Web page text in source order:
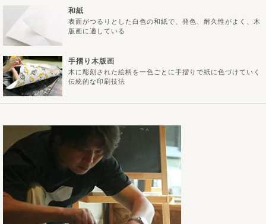
手摺り木版画
木に彫刻された絵柄を一色ごとに手摺りで紙に色づけていく
伝統的な印刷技法
和紙
表面がつるりとした白色の和紙で、発色、耐久性がよく、木
版画に適している